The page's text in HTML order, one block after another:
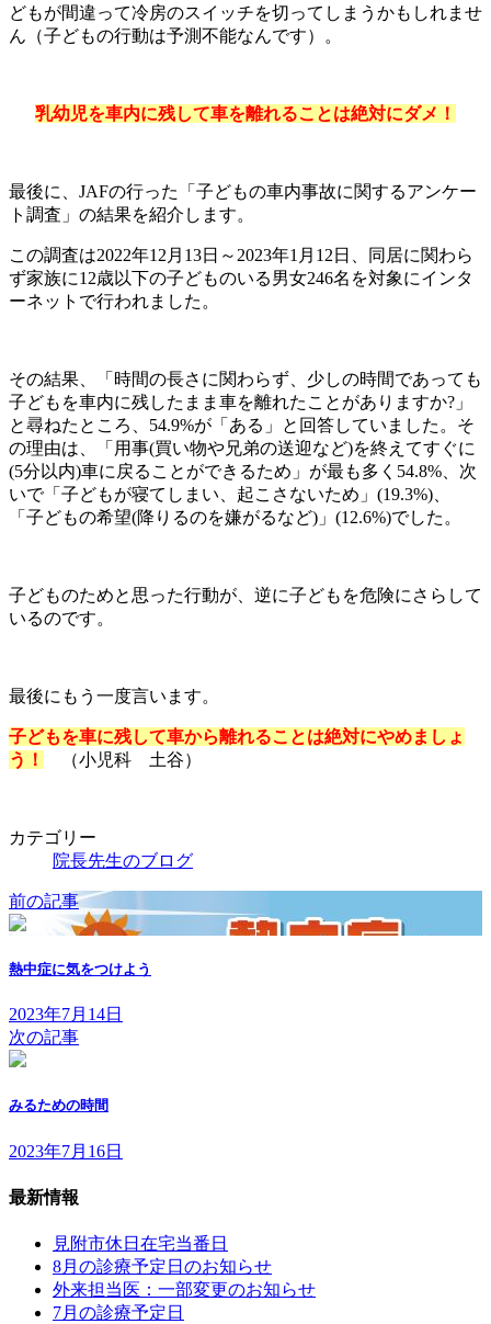
どもが間違って冷房のスイッチを切ってしまうかもしれませ
ん（子どもの行動は予測不能なんです）。
乳幼児を車内に残して車を離れることは絶対にダメ！
最後に、JAFの行った「子どもの車内事故に関するアンケー
ト調査」の結果を紹介します。
この調査は2022年12月13日～2023年1月12日、同居に関わら
ず家族に12歳以下の子どものいる男女246名を対象にインタ
ーネットで行われました。
その結果、「時間の長さに関わらず、少しの時間であっても
子どもを車内に残したまま車を離れたことがありますか?」
と尋ねたところ、54.9%が「ある」と回答していました。そ
の理由は、「用事(買い物や兄弟の送迎など)を終えてすぐに
(5分以内)車に戻ることができるため」が最も多く54.8%、次
いで「子どもが寝てしまい、起こさないため」(19.3%)、
「子どもの希望(降りるのを嫌がるなど)」(12.6%)でした。
子どものためと思った行動が、逆に子どもを危険にさらして
いるのです。
最後にもう一度言います。
子どもを車に残して車から離れることは絶対にやめましょ
う！
（小児科 土谷）
カテゴリー
院長先生のブログ
前の記事
熱中症に気をつけよう
2023年7月14日
次の記事
みるための時間
2023年7月16日
最新情報
見附市休日在宅当番日
8月の診療予定日のお知らせ
外来担当医：一部変更のお知らせ
7月の診療予定日